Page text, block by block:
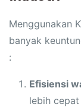
Menggunakan
banyak
:
Efisiensi
lebih